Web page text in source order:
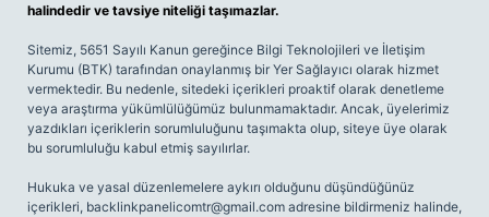
halindedir ve tavsiye niteliği taşımazlar.
Sitemiz, 5651 Sayılı Kanun gereğince Bilgi Teknolojileri ve İletişim
Kurumu (BTK) tarafından onaylanmış bir Yer Sağlayıcı olarak hizmet
vermektedir. Bu nedenle, sitedeki içerikleri proaktif olarak denetleme
veya araştırma yükümlülüğümüz bulunmamaktadır. Ancak, üyelerimiz
yazdıkları içeriklerin sorumluluğunu taşımakta olup, siteye üye olarak
bu sorumluluğu kabul etmiş sayılırlar.
Hukuka ve yasal düzenlemelere aykırı olduğunu düşündüğünüz
içerikleri, backlinkpanelicomtr@gmail.com adresine bildirmeniz halinde,